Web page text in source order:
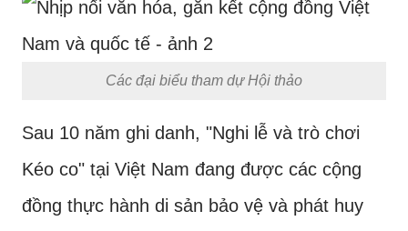
Các đại biểu tham dự Hội thảo
Sau 10 năm ghi danh, "Nghi lễ và trò chơi
Kéo co" tại Việt Nam đang được các cộng
đồng thực hành di sản bảo vệ và phát huy